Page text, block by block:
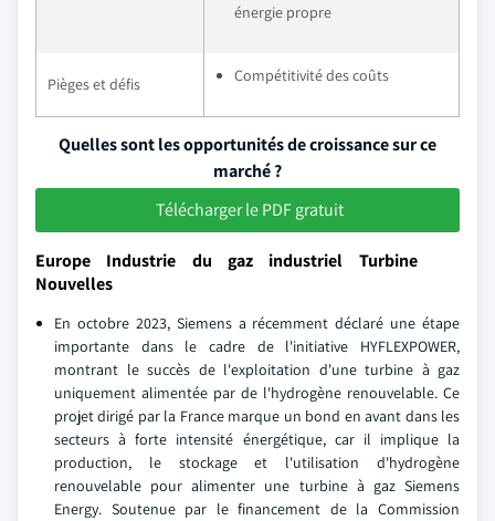
énergie propre
Pièges et défis Compétitivité des coûts
Quelles sont les opportunités de croissance sur ce
marché ?
Télécharger le PDF gratuit
Europe Industrie du gaz industriel Turbine
Nouvelles
En octobre 2023, Siemens a récemment déclaré une étape
importante dans le cadre de l'initiative HYFLEXPOWER,
montrant le succès de l'exploitation d'une turbine à gaz
uniquement alimentée par de l'hydrogène renouvelable. Ce
projet dirigé par la France marque un bond en avant dans les
secteurs à forte intensité énergétique, car il implique la
production, le stockage et l'utilisation d'hydrogène
renouvelable pour alimenter une turbine à gaz Siemens
Energy. Soutenue par le financement de la Commission